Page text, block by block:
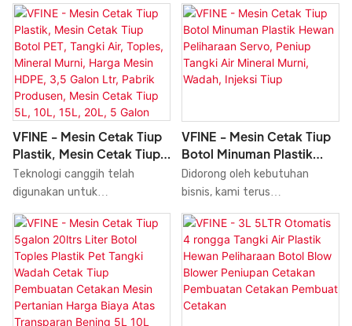
Rongga, Pabrik, Harga
Peregangan Injeksi 5L,
10L, 15L, 20L, 5 Galon
popularitas kami di pasar.
Kami mengembangkan Mesin
Cetak Tiup Otomatis untuk
Botol Plastik PET, Pembuatan
Cetakan, Pembuatan Cetakan,
5 liter 6 Rongga, Pabrik, Harga
menggabungkan semua bahan
baku berkualitas tinggi dengan
kinerja yang hebat dan stabil.
Dengan demikian, kami
menjamin bahwa produk ini
memiliki banyak fitur. Selain
itu, tampilannya yang unik dan
menarik membuatnya sangat
unggul dibandingkan produk
sejenis lainnya.
Sistem Blowing Pabrik
Produsen Harga 5L 10L 15L
20L 5Gallon Mesin Cetak
Tiup
berkontribusi pada kualitas
luar biasa dari produk ini.
VFINE - Mesin Cetak Tiup
Plastik, Mesin Cetak Tiup
Botol PET, Tangki Air,
Toples, Mineral Murni,
Galon Ltr, Pabrik
Produsen, Mesin Cetak
Tiup 5L, 10L, 15L, 20L, 5
Galon
Teknologi canggih telah
digunakan untuk
mengembangkan dan
memproduksi Mesin Cetak
Tiup Plastik, Mesin Pembuat
Cetakan, Botol Pet, Tangki Air,
Toples, Harga Mesin Tiup
Mineral Murni, Pabrik Produsen
Mesin HDPE 3,5 Galon Ltr.
VFINE - Mesin Cetak Tiup
Botol Minuman Plastik
Hewan Peliharaan Servo,
Peniup Tangki Air Mineral
Didorong oleh kebutuhan
bisnis, kami terus
mengoptimalkan dan
meningkatkan teknologi kami,
termasuk. Teknologi ini
berkontribusi pada proses
manufaktur kami yang
berefisiensi tinggi. Dalam